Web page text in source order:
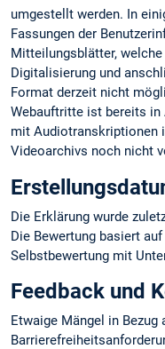
umgestellt werden. In
Fassungen der
Mitteilungsblätter,
Digitalisierung und
Format derzeit nicht
Webauftritte ist bereits in
mit Audiotranskriptionen
Videoarchivs noch nicht
Die Erklärung wurde
Die Bewertung basiert
Selbstbewertung mit
Feedback und
Etwaige Mängel in Bezug